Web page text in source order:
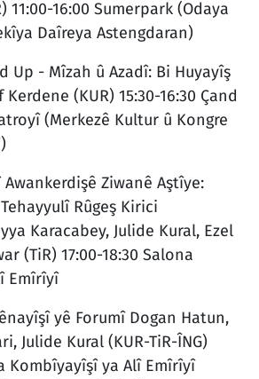
11:00-16:00 Sumerpark (Odaya
Daîreya Astengdaran)
Up - Mîzah û Azadî: Bi Huyayîş
(KUR) 15:30-16:30 Çand
(Merkezê Kultur û Kongre
Ziwanê Aştîye:
Rûgeş Kirici
Karacabey, Julide Kural, Ezel
(TiR) 17:00-18:30 Salona
Emîrîyî
yê Forumî Dogan Hatun,
Julide Kural (KUR-TiR-ÎNG)
Kombîyayîşî ya Alî Emîrîyî